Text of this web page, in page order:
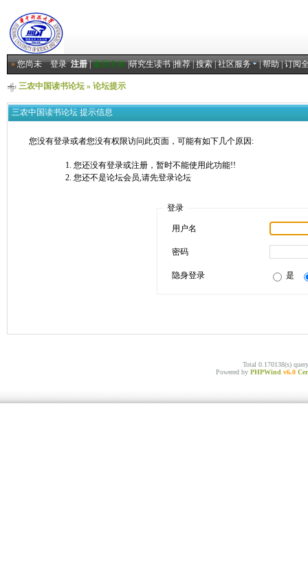
»您尚未登录 注册|返回主站|研究生读书|推荐|搜索|社区服务 |帮助|订阅
三农中国读书论坛» 论坛提示
三农中国读书论坛 提示信息
您没有登录或者您没有权限访问此页面，可能有如下几个原因:
您还没有登录或注册，暂时不能使用此功能!!
您还不是论坛会员,请先登录论坛
登录
用户名
密码
隐身登录 是
Total 0.170138(s)
Powered by PHPWind v6.0